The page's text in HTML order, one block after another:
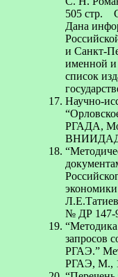
505
Дана
и Санкт-
именной и
список
Научно-
РГАДА,
№ ДР 147-
запросов
РГАЭ.”
РГАЭ, М.,